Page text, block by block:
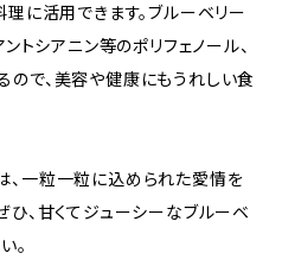
理に活用できます。ブルーベリー
トシアニン等のポリフェノール、
で、美容や健康にもうれしい食
一粒一粒に込められた愛情を
ひ、甘くてジューシーなブルーベ
。